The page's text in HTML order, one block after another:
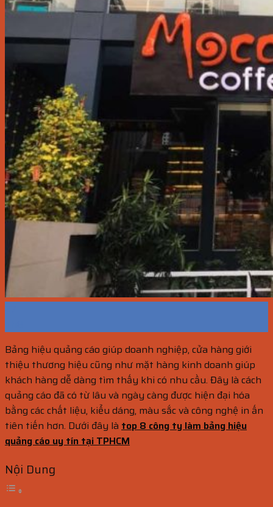
Bảng hiệu quảng cáo giúp doanh nghiệp, cửa hàng giới
thiệu thương hiệu cũng như mặt hàng kinh doanh giúp
khách hàng dễ dàng tìm thấy khi có nhu cầu. Đây là cách
quảng cáo đã có từ lâu và ngày càng được hiện đại hóa
bằng các chất liệu, kiểu dáng, màu sắc và công nghệ in ấn
tiên tiến hơn. Dưới đây là top 8 công ty làm bảng hiệu
quảng cáo uy tín tại TPHCM
Nội Dung